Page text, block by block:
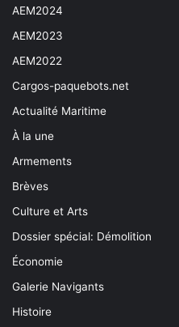
AEM2024
AEM2023
AEM2022
Cargos-paquebots.net
Actualité Maritime
À la une
Armements
Brèves
Culture et Arts
Dossier spécial: Démolition
Économie
Galerie Navigants
Histoire